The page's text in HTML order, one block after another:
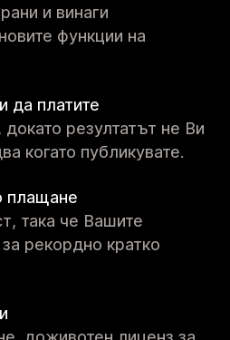
и винаги
функции на
да платите
резултатът не Ви
когато публикувате.
плащане
така че Вашите
рекордно кратко